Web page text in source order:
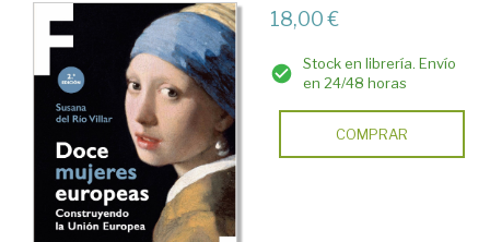
18,00 €
Stock en librería. Envío
en 24/48 horas
COMPRAR